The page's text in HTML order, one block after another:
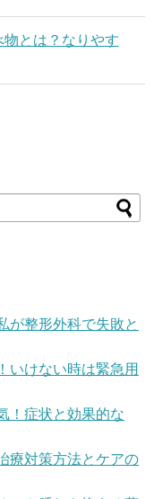
とは？なりやす
が整形外科で失敗と
いけない時は緊急用
！症状と効果的な
療対策方法とケアの